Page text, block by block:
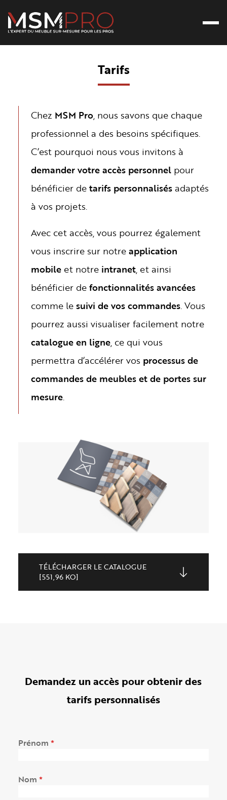
Tarifs
Chez MSM Pro, nous savons que chaque
professionnel a des besoins spécifiques.
C’est pourquoi nous vous invitons à
demander votre accès personnel pour
bénéficier detarifs personnalisésadaptés
à vos projets.
Avec cet accès, vous pourrez également
vous inscrire sur notreapplication
mobile et notre intranet, et ainsi
bénéficier defonctionnalités avancées
comme lesuivi de vos commandes. Vous
pourrez aussi visualiser facilement notre
catalogue en ligne, ce qui vous
permettra d’accélérer vos processus de
commandes de meubles et de portes sur
mesure.
TÉLÉCHARGER LE CATALOGUE
[551,96 KO]
Demandez un accès pour obtenir des
tarifs personnalisés
Formulaire de contact
Prénom (obligatoire)
Nom (obligatoire)